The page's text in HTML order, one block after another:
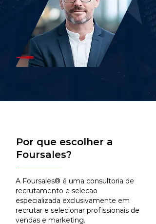
Por que escolher a
Foursales?
A Foursales® é uma consultoria de
recrutamento e selecao
especializada exclusivamente em
recrutar e selecionar profissionais de
vendas e marketing.